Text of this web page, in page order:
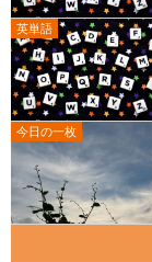
英単語
今日の一枚